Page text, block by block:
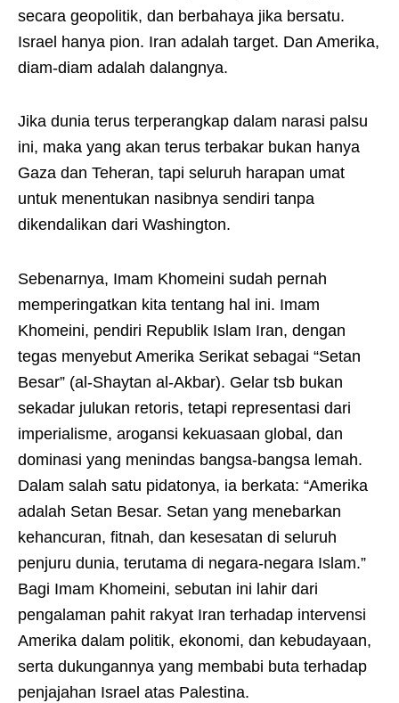
secara geopolitik, dan berbahaya jika bersatu.
Israel hanya pion. Iran adalah target. Dan Amerika,
diam-diam adalah dalangnya.
Jika dunia terus terperangkap dalam narasi palsu
ini, maka yang akan terus terbakar bukan hanya
Gaza dan Teheran, tapi seluruh harapan umat
untuk menentukan nasibnya sendiri tanpa
dikendalikan dari Washington.
Sebenarnya, Imam Khomeini sudah pernah
memperingatkan kita tentang hal ini. Imam
Khomeini, pendiri Republik Islam Iran, dengan
tegas menyebut Amerika Serikat sebagai “Setan
Besar” (al-Shaytan al-Akbar). Gelar tsb bukan
sekadar julukan retoris, tetapi representasi dari
imperialisme, arogansi kekuasaan global, dan
dominasi yang menindas bangsa-bangsa lemah.
Dalam salah satu pidatonya, ia berkata: “Amerika
adalah Setan Besar. Setan yang menebarkan
kehancuran, fitnah, dan kesesatan di seluruh
penjuru dunia, terutama di negara-negara Islam.”
Bagi Imam Khomeini, sebutan ini lahir dari
pengalaman pahit rakyat Iran terhadap intervensi
Amerika dalam politik, ekonomi, dan kebudayaan,
serta dukungannya yang membabi buta terhadap
penjajahan Israel atas Palestina.